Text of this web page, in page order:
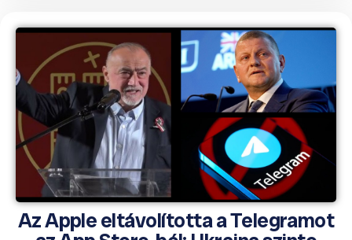
Az Apple eltávolította a Telegramot